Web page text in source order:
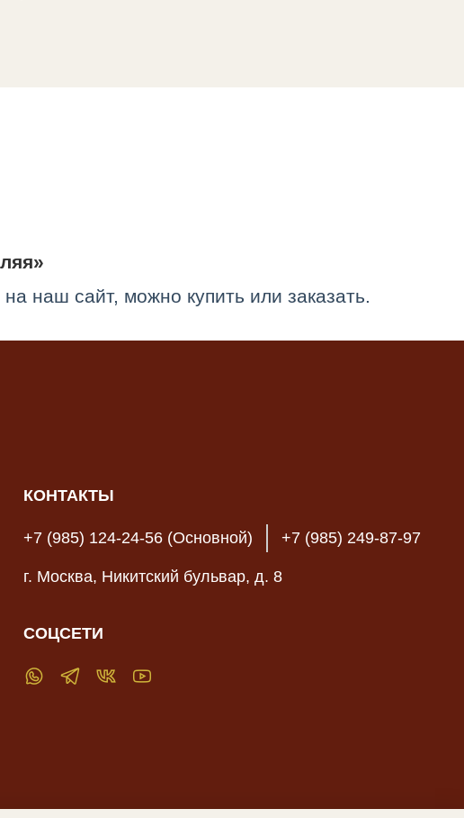
наш сайт, можно купить или заказать.
КОНТАКТЫ
+7 (985) 124-24-56 (Основной) +7 (985) 249-87-97
г. Москва, Никитский бульвар, д. 8
СОЦСЕТИ